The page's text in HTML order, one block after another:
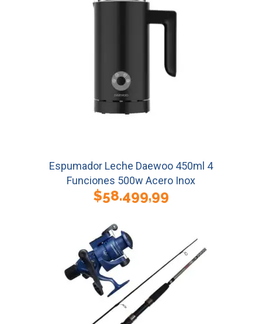
Espumador Leche Daewoo 450ml 4
Funciones 500w Acero Inox
$58.499,99